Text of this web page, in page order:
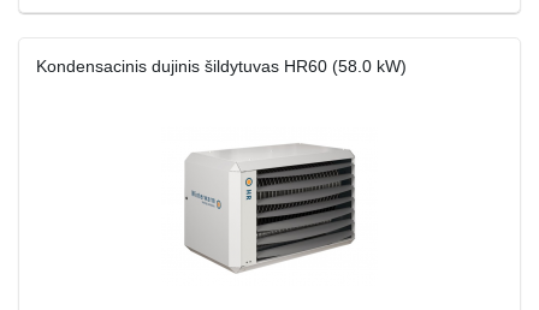
Kondensacinis dujinis šildytuvas HR60 (58.0 kW)